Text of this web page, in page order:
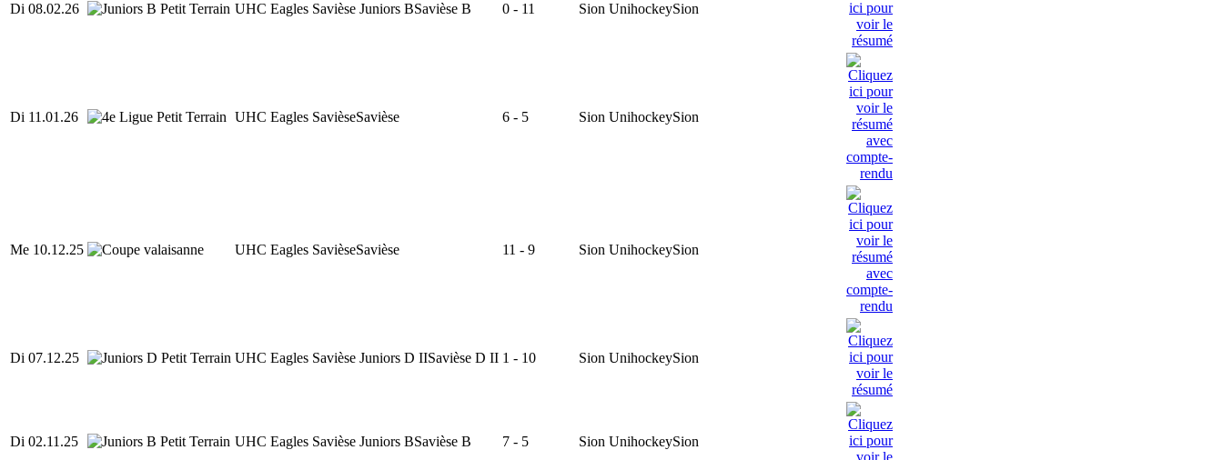
Di 08.02.26 UHC Eagles Savièse Juniors BSavièse B 0 - 11 Sion UnihockeySion
Di 11.01.26 UHC Eagles SavièseSavièse 6 - 5 Sion UnihockeySion
Me 10.12.25 UHC Eagles SavièseSavièse 11 - 9 Sion UnihockeySion
Di 07.12.25 UHC Eagles Savièse Juniors D IISavièse D II 1 - 10 Sion UnihockeySion
Di 02.11.25 UHC Eagles Savièse Juniors BSavièse B 7 - 5 Sion UnihockeySion